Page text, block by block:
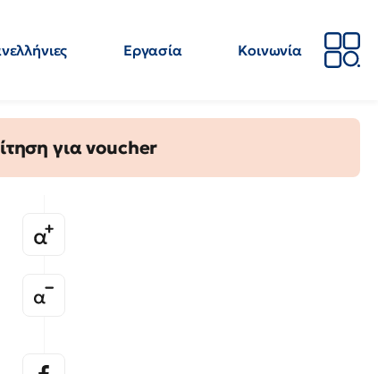
Εργασία
Κοινωνία
για voucher